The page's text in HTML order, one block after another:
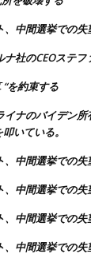
、中間選挙での
社のCEOステ
“を約束する
イナのバイデン
いている。
、中間選挙での
、中間選挙での
、中間選挙での
、中間選挙での